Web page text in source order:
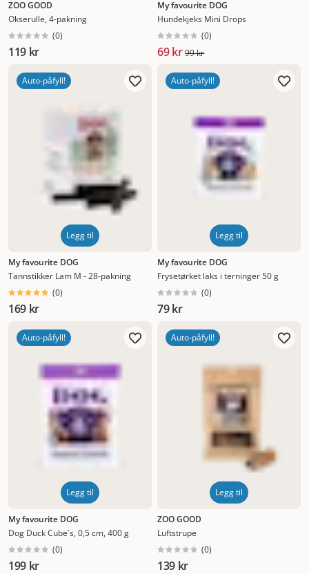
ZOO GOOD
Okserulle, 4-pakning
(0)
119 kr
My favourite DOG
Hundekjeks Mini Drops
(0)
69 kr 99 kr
Auto-påfyll!
Legg til
My favourite DOG
Tannstikker Lam M - 28-pakning
(0)
169 kr
Auto-påfyll!
Legg til
My favourite DOG
Frysetørket laks i terninger 50 g
(0)
79 kr
Auto-påfyll!
Legg til
My favourite DOG
Dog Duck Cube´s, 0,5 cm, 400 g
(0)
199 kr
Auto-påfyll!
Legg til
ZOO GOOD
Luftstrupe
(0)
139 kr